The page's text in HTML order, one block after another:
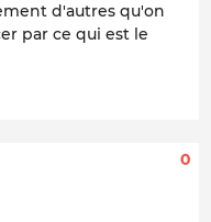
d'autres qu'on
par ce qui est le
0